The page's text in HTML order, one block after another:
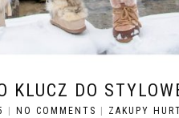
KLUCZ DO
| NO COMMENTS | ZAKUPY